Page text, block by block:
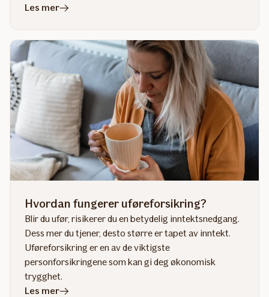
Les meri
sykdom
best
test
Hvordan fungerer uføreforsikring?
Blir du ufør, risikerer du en betydelig inntektsnedgang.
Dess mer du tjener, desto større er tapet av inntekt.
Uføreforsikring er en av de viktigste
personforsikringene som kan gi deg økonomisk
trygghet.
Les meri